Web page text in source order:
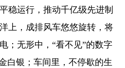
运行，推动千亿级先进制
上，成排风车悠悠旋转，将
；无形中，“看不见”的数字
白银；车间里，不停歇的生